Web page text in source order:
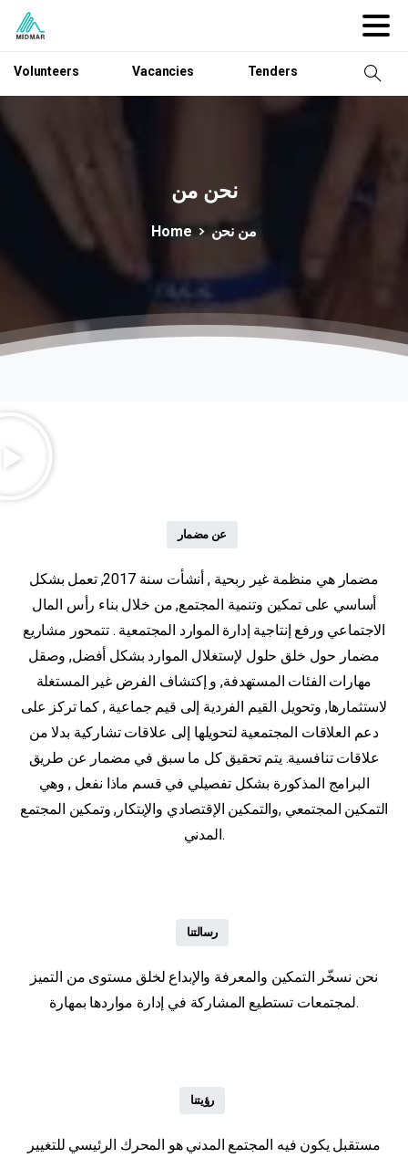
Volunteers Vacancies Tenders
من نحن
Home من نحن
عن مضمار
مضمار هي منظمة غير ربحية , أنشأت سنة 2017, تعمل بشكل
أساسي على تمكين وتنمية المجتمع, من خلال بناء رأس المال
الاجتماعي ورفع إنتاجية إدارة الموارد المجتمعية . تتمحور مشاريع
مضمار حول خلق حلول لإستغلال الموارد بشكل أفضل, وصقل
مهارات الفئات المستهدفة, و إكتشاف الفرض غير المستغلة
لاستثمارها, وتحويل القيم الفردية إلى قيم جماعية , كما تركز على
دعم العلاقات المجتمعية لتحويلها إلى علاقات تشاركية بدلا من
علاقات تنافسية. يتم تحقيق كل ما سبق في مضمار عن طريق
البرامج المذكورة بشكل تفصيلي في قسم ماذا نفعل , وهي
التمكين المجتمعي ,والتمكين الإقتصادي والإبتكار, وتمكين المجتمع
المدني.
رسالتنا
نحن نسخّر التمكين والمعرفة والإبداع لخلق مستوى من التميز
لمجتمعات تستطيع المشاركة في إدارة مواردها بمهارة.
رؤيتنا
مستقبل يكون فيه المجتمع المدني هو المحرك الرئيسي للتغيير